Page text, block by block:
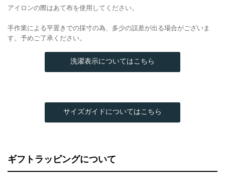
アイロンの際はあて布を使用してください。
手作業による平置きでの採寸の為、多少の誤差が出る場合がございま
す。予めご了承ください。
洗濯表示についてはこちら
サイズガイドについてはこちら
ギフトラッピングについて